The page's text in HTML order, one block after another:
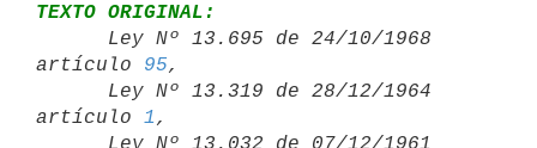
TEXTO ORIGINAL:
artículo 95,
artículo 1 ,